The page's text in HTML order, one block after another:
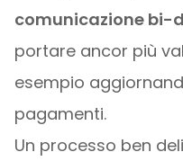
comunicazione bi-
portare ancor più
esempio
pagamenti.
Un processo ben